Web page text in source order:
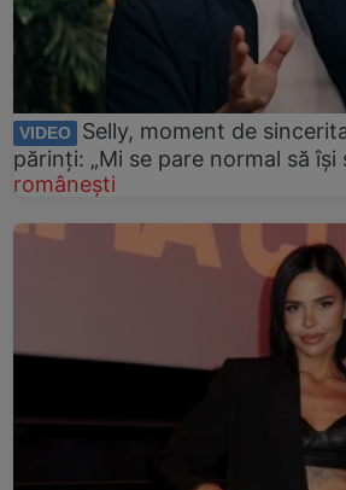
VIDEO
Selly, moment de
părinți: „Mi se pare normal să își
românești